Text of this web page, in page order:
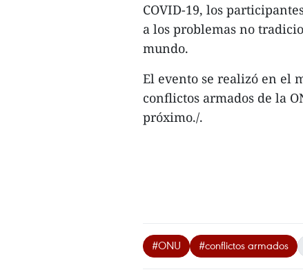
COVID-19, los
a los problemas no
mundo.
El evento se realizó en el
conflictos armados de la
próximo./.
#ONU #conflictos armados